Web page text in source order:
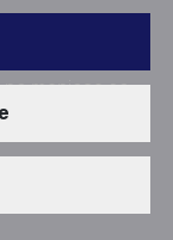
dnešné
si
meniace sa